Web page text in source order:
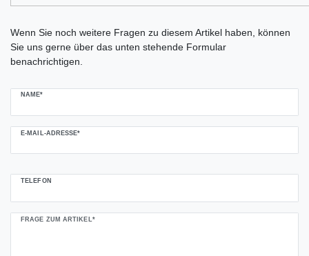
Wenn Sie noch weitere Fragen zu diesem Artikel haben, können
Sie uns gerne über das unten stehende Formular
benachrichtigen.
NAME*
E-MAIL-ADRESSE*
TELEFON
FRAGE ZUM ARTIKEL*